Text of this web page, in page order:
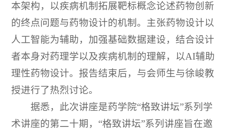
本架构，以疾病机制拓展靶标概念论述药物创新
的终点问题与药物设计的机制。主张药物设计以
人工智能为辅助，加强基础数据建设，结合设计
者本身对药理学以及疾病机制的理解，以AI辅助
理性药物设计。报告结束后，与会师生与徐峻教
授进行了热烈讨论。
据悉，此次讲座是药学院“格致讲坛”系列学
术讲座的第二十期，“格致讲坛”系列讲座旨在邀